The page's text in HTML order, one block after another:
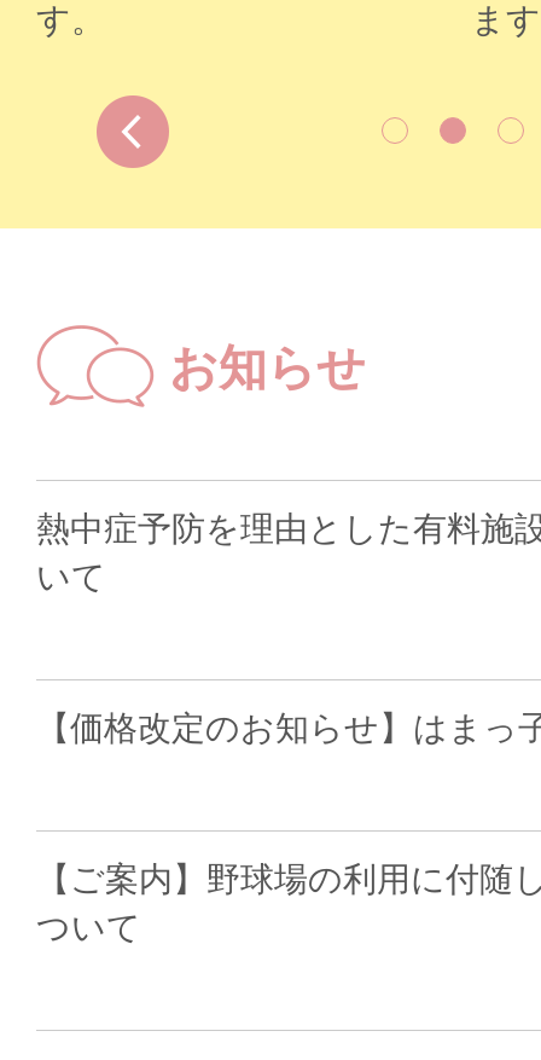
す。
ま
お知らせ
熱中症予防を理由とした有料施
いて
【価格改定のお知らせ】はまっ
【ご案内】野球場の利用に付随
ついて